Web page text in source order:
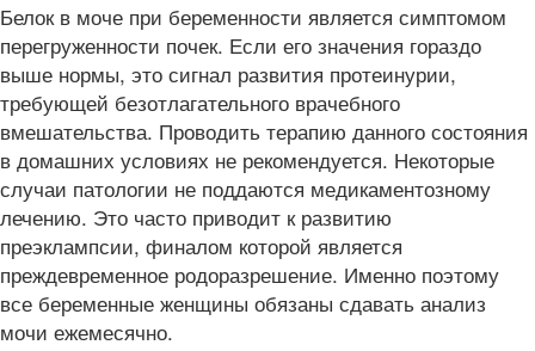
Белок в моче при беременности является симптомом
перегруженности почек. Если его значения гораздо
выше нормы, это сигнал развития протеинурии,
требующей безотлагательного врачебного
вмешательства. Проводить терапию данного состояния
в домашних условиях не рекомендуется. Некоторые
случаи патологии не поддаются медикаментозному
лечению. Это часто приводит к развитию
преэклампсии, финалом которой является
преждевременное родоразрешение. Именно поэтому
все беременные женщины обязаны сдавать анализ
мочи ежемесячно.